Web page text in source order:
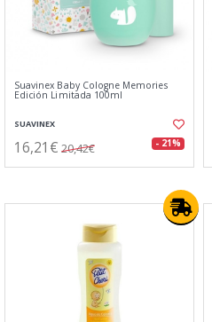
Suavinex Baby Cologne Memories
Edición Limitada 100ml
SUAVINEX
16,21€ 20,42€ - 21%